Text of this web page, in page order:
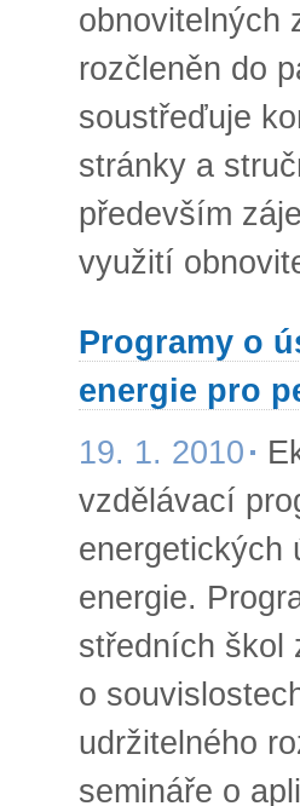
obnovitelných
rozčleněn do
soustřeďuje
stránky a
především
využití
Programy o
energie pro
19. 1. 2010
vzdělávací
energetických
energie.
středních škol
o
udržitelného
semináře o